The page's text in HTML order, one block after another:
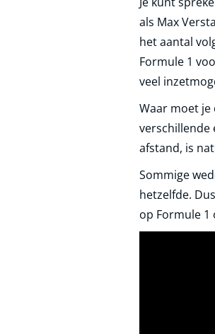
als Max
het aantal
Formule 1
veel
Waar moet je
verschillende
afstand, is
Sommige
hetzelfde.
op Formule 1